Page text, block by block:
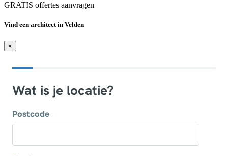
GRATIS offertes aanvragen
Vind een architect in Velden
×